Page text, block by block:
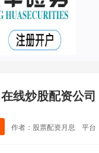
在线炒股配资公
作者：股票配资月息 平台